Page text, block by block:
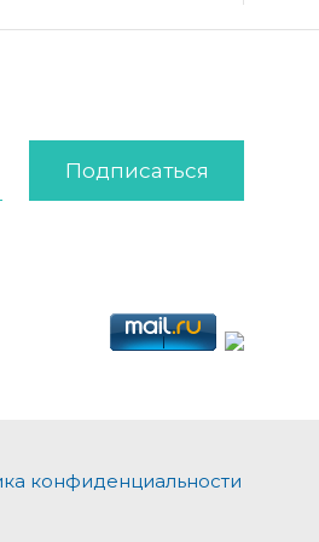
Подписаться
конфиденциальности